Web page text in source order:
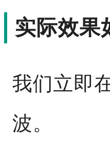
实际效果
我们立即
波。